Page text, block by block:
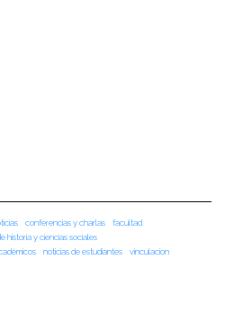
conferencias y charlas
facultad
historia y ciencias sociales
noticias de estudiantes
vinculacion